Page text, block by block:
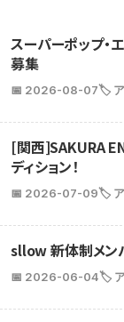
スーパーポップ・
募集
📅 2026-08-07🏷️ ア
[関西]SAKURA
ディション！
📅 2026-07-09🏷️ ア
sllow 新体制メン
📅 2026-06-04🏷️ ア